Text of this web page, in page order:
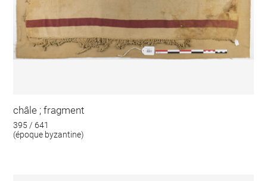
châle ; fragment
395 / 641
(époque byzantine)